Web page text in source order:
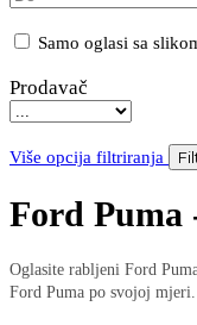
Samo oglasi sa
Prodavač
Više opcija filtriranja
Ford Puma
Oglasite rabljeni Ford
Ford Puma po svojoj mjeri.